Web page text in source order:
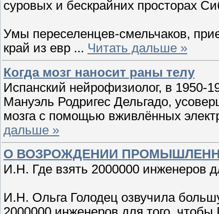
суровых и бескрайних просторах
Умы переселенцев-смельчаков,
край из евр ... Читать дальше »
Когда мозг наносит раны телу
Испанский нейрофизиолог, в
Мануэль Родригес Дельгадо,
мозга с помощью вживлённых
дальше »
О ВОЗРОЖДЕНИИ
И.Н. Где взять 2000000 инженеров
И.Н. Ольга Голодец озвучила